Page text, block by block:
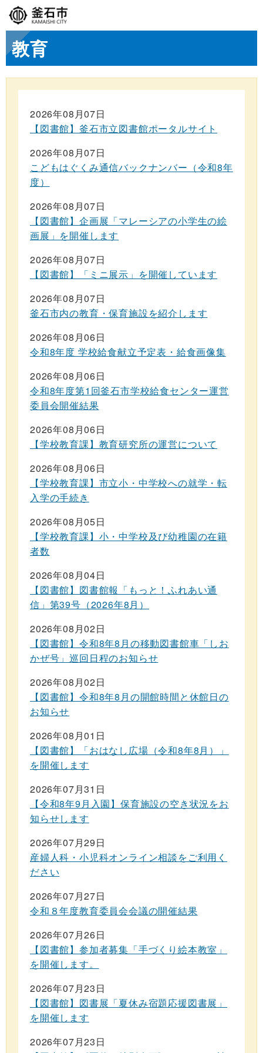
教育
2026年08月07日
【図書館】釜石市立図書館ポータルサイト
2026年08月07日
こどもはぐくみ通信バックナンバー（令和8年
度）
2026年08月07日
【図書館】企画展「マレーシアの小学生の絵
画展」を開催します
2026年08月07日
【図書館】「ミニ展示」を開催しています
2026年08月07日
釜石市内の教育・保育施設を紹介します
2026年08月06日
令和8年度 学校給食献立予定表・給食画像集
2026年08月06日
令和8年度第1回釜石市学校給食センター運営
委員会開催結果
2026年08月06日
【学校教育課】教育研究所の運営について
2026年08月06日
【学校教育課】市立小・中学校への就学・転
入学の手続き
2026年08月05日
【学校教育課】小・中学校及び幼稚園の在籍
者数
2026年08月04日
【図書館】図書館報「もっと！ふれあい通
信」第39号（2026年8月）
2026年08月02日
【図書館】令和8年8月の移動図書館車「しお
かぜ号」巡回日程のお知らせ
2026年08月02日
【図書館】令和8年8月の開館時間と休館日の
お知らせ
2026年08月01日
【図書館】「おはなし広場（令和8年8月）」
を開催します
2026年07月31日
【令和8年9月入園】保育施設の空き状況をお
知らせします
2026年07月29日
産婦人科・小児科オンライン相談をご利用く
ださい
2026年07月27日
令和８年度教育委員会会議の開催結果
2026年07月26日
【図書館】参加者募集「手づくり絵本教室」
を開催します。
2026年07月23日
【図書館】図書展「夏休み宿題応援図書展」
を開催します
2026年07月23日